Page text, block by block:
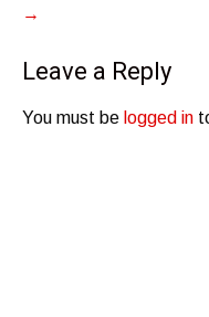
→
Leave a Reply
You must be logged in